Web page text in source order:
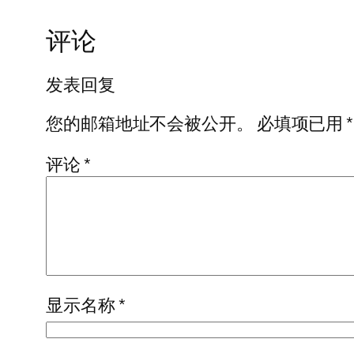
评论
发表回复
您的邮箱地址不会被公开。
必填项已用*
评论*
显示名称*